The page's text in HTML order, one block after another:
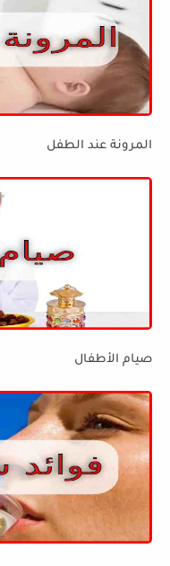
المرونة عند الطفل
صيام الأطفال